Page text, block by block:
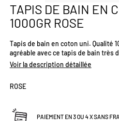
Passer
au
début
la
Galerie
d’images
TAPIS DE BAIN EN
1000GR ROSE
Tapis de bain en coton uni. Qualité
agréable avec ce tapis de bain très
absorbant.Dimensions (cm) : H50 x
Voir la description détaillée
ROSE
PAIEMENT EN 3 OU 4 X SANS